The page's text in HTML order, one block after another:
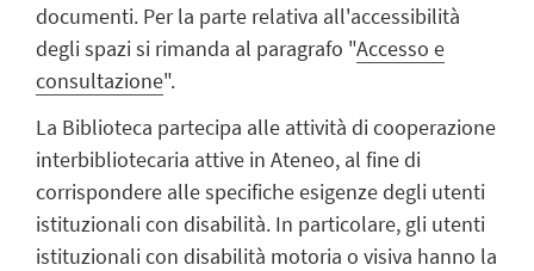
documenti. Per la parte relativa all'accessibilità
degli spazi si rimanda al paragrafo "Accesso e
consultazione".
La Biblioteca partecipa alle attività di cooperazione
interbibliotecaria attive in Ateneo, al fine di
corrispondere alle specifiche esigenze degli utenti
istituzionali con disabilità. In particolare, gli utenti
istituzionali con disabilità motoria o visiva hanno la